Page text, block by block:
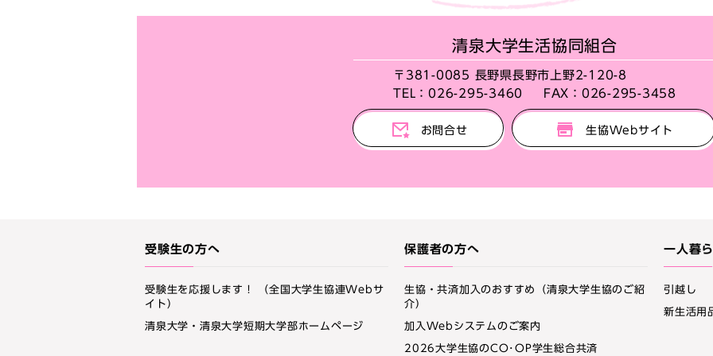
清泉大学生活協同組合
〒381-0085 長野県長野市上野2-120-8
TEL： 026-295-3460 FAX： 026-295-3458
お問合せ 生協Webサイト
受験生の方へ
受験生を応援します！ （全国大学生協連Webサ
イト）
清泉大学・清泉大学短期大学部ホームページ
保護者の方へ
生協・共済加入のおすすめ（清泉大学生協のご紹
介）
加入Webシステムのご案内
2026大学生協のCO･OP学生総合共済
一人暮
引越し
新生活用